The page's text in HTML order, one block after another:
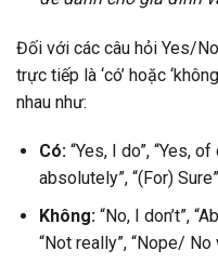
Đối với các câu hỏi Yes/
trực tiếp là ‘có’ hoặc
nhau như:
Có:“Yes, I do”, “Yes,
absolutely”, “(For)
Không:“No, I don’t”,
“Not really”, “Nope/ No